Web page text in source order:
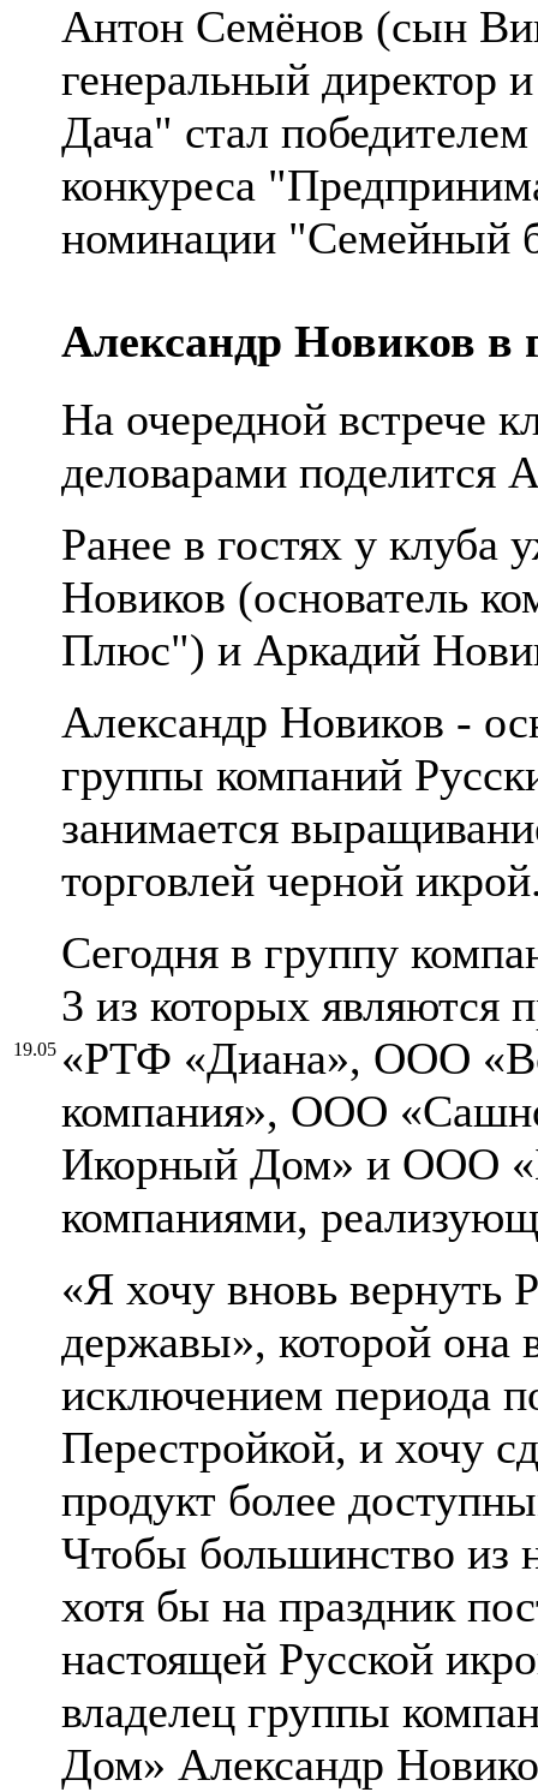
Антон Семёнов (сын
генеральный директор
Дача" стал
конкуреса
номинации "Семейный
19.05
Александр Новиков в
На очередной встрече
деловарами поделится
Ранее в гостях у
Новиков (основатель
Плюс") и Аркадий
Александр Новиков -
группы компаний
занимается
торговлей черной
Сегодня в группу
3 из которых
«РТФ «Диана», ООО
компания», ООО
Икорный Дом» и ООО
компаниями,
«Я хочу вновь вернуть
державы», которой она
исключением периода
Перестройкой, и хочу
продукт более
Чтобы большинство из
хотя бы на праздник
настоящей Русской
владелец группы
Дом» Александр